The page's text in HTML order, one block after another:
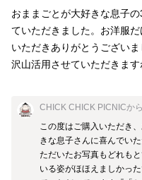
おままごとが大好きな息子
ていただきました。お洋服
いただきありがとうござい
沢山活用させていただきま
CHICK CHICK PICNICか
この度はご購入いただき
きな息子さんに喜んでい
ただいたお写真もどれも
いる姿がほほえましかっ